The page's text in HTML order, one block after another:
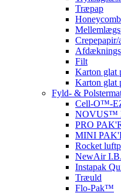
Træpap
Filt
Karton glat
Karton glat
Fyld- &
Cell-O™-
NOVUS™
PRO
MINI
Rocket
NewAir
Instapak
Træuld
Flo-Pak™